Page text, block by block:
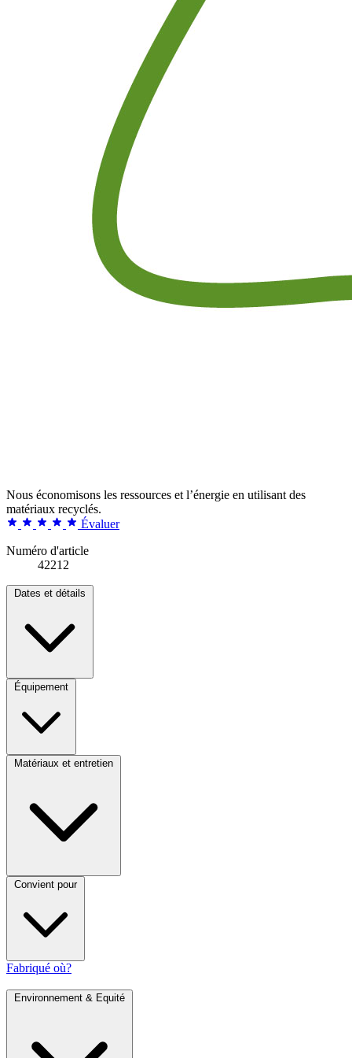
Nous économisons les ressources et l’énergie en utilisant des
matériaux recyclés.
Évaluer
Numéro d'article
42212
Dates et détails
Équipement
Matériaux et entretien
Convient pour
Fabriqué où?
Environnement & Equité